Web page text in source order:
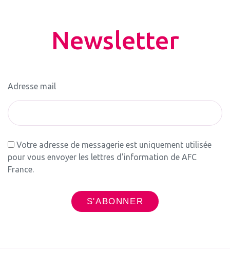
Newsletter
Adresse mail
Votre adresse de messagerie est uniquement utilisée
pour vous envoyer les lettres d'information de AFC
France.